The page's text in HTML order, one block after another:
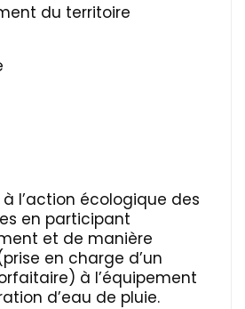
du territoire
l’action écologique des
en participant
et de manière
en charge d’un
à l’équipement
d’eau de pluie.